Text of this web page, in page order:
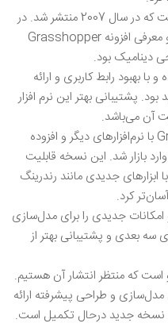
راینو 4.0 نیز از نسخه‌های بعدی است که در سال 2007 منتشر شد. در
این نسخه قابلیت‌های مدل‌سازی و معرفی افزونه Grasshopper
دینامیک بود.
وارد بازار شده و با بهبود رابط کاربری و ارائه
پشتیبانی بهتر این نرم افزار
آن می‌باشد.
راینو 6.0 نیز با ادغام Grasshopper با نرم‌افزارهای دیگر و افزوده
شدن ابزارهای جدید، در سال 2018 وارد بازار شد. این نسخه قابلیت
ابزارهای جدیدی مانند رندرینگ
کرد.
منتشر شد و امکانات جدیدی را برای مدل‌سازی
سه بعدی و پشتیبانی بهتر از
است که منتظر انتشار آن هستیم.
و طراحی پیشرفته ارائه
نسخه جدید درحال تکمیل است‌.